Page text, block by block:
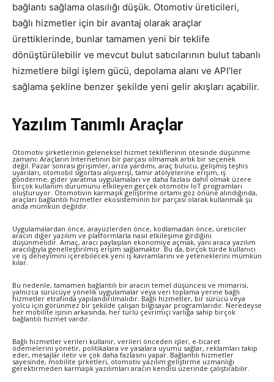
bağlantı sağlama olasılığı düşük. Otomotiv üreticileri,
bağlı hizmetler için bir avantaj olarak araçlar
ürettiklerinde, bunlar tamamen yeni bir teklife
dönüştürülebilir ve mevcut bulut satıcılarının bulut tabanlı
hizmetlere bilgi işlem gücü, depolama alanı ve API’ler
sağlama şekline benzer şekilde yeni gelir akışları açabilir.
Yazılım Tanımlı Araçlar
Otomotiv şirketlerinin geleneksel hizmet tekliflerinin ötesinde düşünme
zamanı; Araçların İnternetinin bir parçası olmamak artık bir seçenek
değil. Pazar sonrası girişimler, arıza yardımı, araç bulucu, gelişmiş teşhis
uyarıları, otomobil sigortası alışverişi, tamir atölyelerine erişim, iş
gönderme, gider yaratma uygulamaları ve daha fazlası dahil olmak üzere
birçok kullanım durumunu etkileyen gerçek otomotiv IoT programları
oluşturuyor. Otomotivin karmaşık geliştirme ortamı göz önüne alındığında,
araçları bağlantılı hizmetler ekosisteminin bir parçası olarak kullanmak şu
anda mümkün değildir.
Uygulamalardan önce, arayüzlerden önce, kodlamadan önce, üreticiler
aracın diğer yazılım ve platformlarla nasıl etkileşime girdiğini
düşünmelidir. Amaç, aracı paylaşılan ekonomiye açmak, yani araca yazılım
aracılığıyla genelleştirilmiş erişim sağlamaktır. Bu da, birçok türde kullanıcı
ve iş deneyimini içerebilecek yeni iş kavramlarını ve yeteneklerini mümkün
kılar.
Bu nedenle, tamamen bağlantılı bir aracın temel düşüncesi ve mimarisi,
yalnızca sürücüye yönelik uygulamalar veya veri toplama yerine bağlı
hizmetler etrafında yapılandırılmalıdır. Bağlı hizmetler, bir sürücü veya
yolcu için görünmez bir şekilde çalışan bilgisayar programlarıdır. Neredeyse
her mobilite işinin arkasında, her türlü çevrimiçi varlığa sahip birçok
bağlantılı hizmet vardır.
Bağlı hizmetler verileri kullanır, verileri önceden işler, e-ticaret
ödemelerini yönetir, politikalara ve yasalara uyumu sağlar, reklamları takip
eder, mesajlar iletir ve çok daha fazlasını yapar. Bağlantılı hizmetler
sayesinde, mobilite şirketleri, otomotiv yazılım geliştirme uzmanlığı
gerektirmeden karmaşık yazılımları aracın kendisi üzerinde çalıştırabilir.